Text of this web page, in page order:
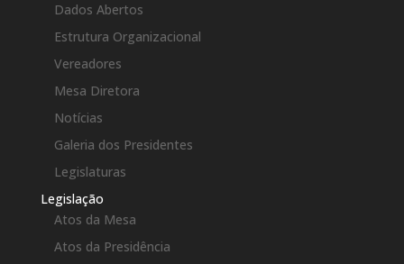
Dados Abertos
Estrutura Organizacional
Vereadores
Mesa Diretora
Notícias
Galeria dos Presidentes
Legislaturas
Legislação
Atos da Mesa
Atos da Presidência